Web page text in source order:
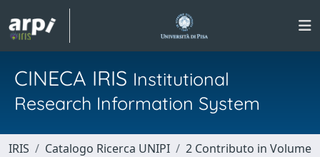
CINECA IRIS Institutional
Research Information System
IRIS Catalogo Ricerca UNIPI
2 Contributo in Volume